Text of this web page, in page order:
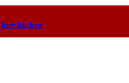
hier klicken